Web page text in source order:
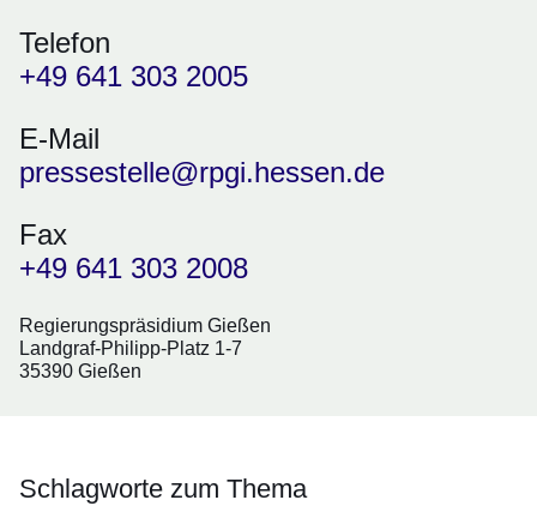
Telefon
+49 641 303 2005
E-Mail
pressestelle@rpgi.hessen.de
Fax
+49 641 303 2008
Regierungspräsidium Gießen
Landgraf-Philipp-Platz 1-7
35390 Gießen
Schlagworte zum Thema